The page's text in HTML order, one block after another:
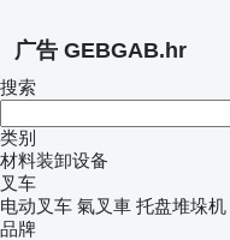
广告 GEBGAB.hr
搜索
类别
材料装卸设备
叉车
电动叉车 氣叉車 托盘堆垛机
品牌